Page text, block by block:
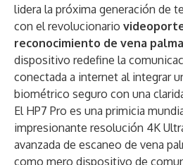
lidera la próxima generación de
con el revolucionario
reconocimiento de vena
dispositivo redefine la
conectada a internet al integrar
biométrico seguro con una
El HP7 Pro es una primicia
impresionante resolución 4K
avanzada de escaneo de vena
como mero dispositivo de